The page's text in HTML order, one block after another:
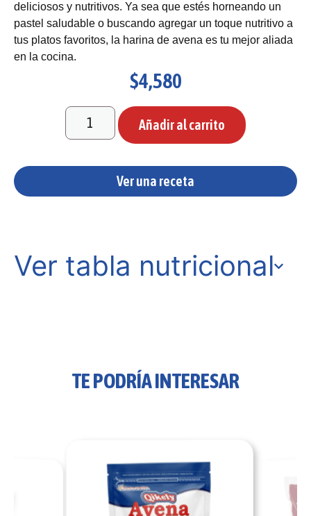
deliciosos y nutritivos. Ya sea que estés horneando un
pastel saludable o buscando agregar un toque nutritivo a
tus platos favoritos, la harina de avena es tu mejor aliada
en la cocina.
$4,580
Añadir al carrito
Ver una receta
Ver tabla nutricional
TE PODRÍA INTERESAR